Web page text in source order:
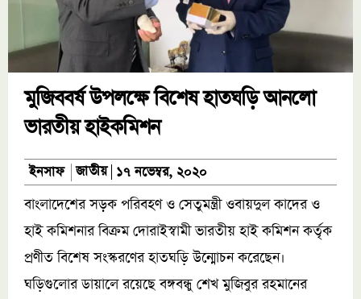
মুজিববর্ষ উপলক্ষে বিশেষ হাতঘড়ি আনলো
ভারতীয় হাইকমিশন
ইনসাফ জাতীয় ১৭ নভেম্বর, ২০২০
বাংলাদেশের সড়ক পরিবহণ ও সেতুমন্ত্রী ওবায়দুল কাদের ও
হাই কমিশনার বিক্রম দোরাইস্বামী ভারতীয় হাই কমিশন কর্তৃক
প্রণীত বিশেষ সংস্করণের হাতঘড়ি উন্মোচন করেছেন।
ঘড়িগুলোর ডায়ালে রয়েছে বঙ্গবন্ধু শেখ মুজিবুর রহমানের